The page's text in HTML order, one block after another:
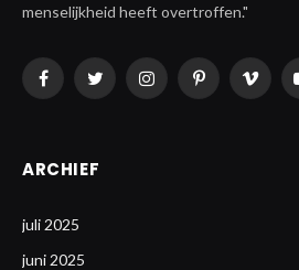
menselijkheid heeft overtroffen."
FacebookTwitterInstagramPinterestVimeo
ARCHIEF
juli 2025
juni 2025